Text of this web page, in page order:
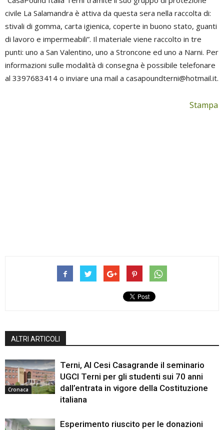
civile La Salamandra è attiva da questa sera nella raccolta di:
stivali di gomma, carta igienica, coperte in buono stato, guanti
di lavoro e impermeabili”. Il materiale viene raccolto in tre
punti: uno a San Valentino, uno a Stroncone ed uno a Narni. Per
informazioni sulle modalità di consegna è possibile telefonare
al 3397683414 o inviare una mail a casapoundterni@hotmail.it.
Stampa
ALTRI ARTICOLI
Cronaca
Terni, Al Cesi Casagrande il seminario
UGCI Terni per gli studenti sui 70 anni
dall’entrata in vigore della Costituzione
italiana
Esperimento riuscito per le donazioni